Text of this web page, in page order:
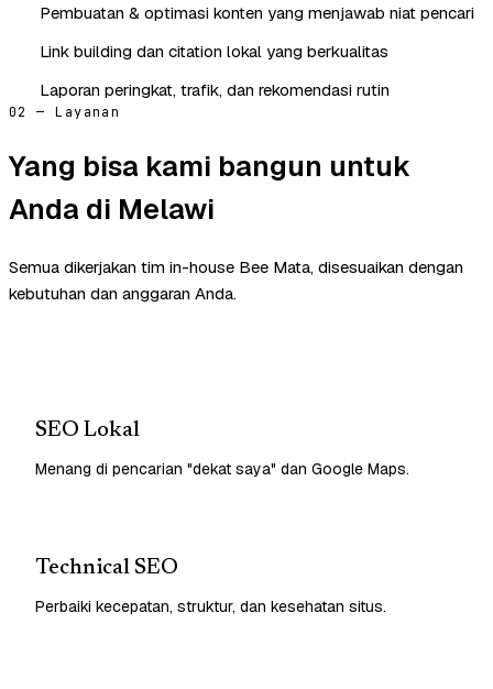
Pembuatan & optimasi konten yang menjawab niat pencari
Link building dan citation lokal yang berkualitas
Laporan peringkat, trafik, dan rekomendasi rutin
02 — Layanan
Yang bisa kami bangun untuk
Anda di Melawi
Semua dikerjakan tim in-house Bee Mata, disesuaikan dengan
kebutuhan dan anggaran Anda.
SEO Lokal
Menang di pencarian "dekat saya" dan Google Maps.
Technical SEO
Perbaiki kecepatan, struktur, dan kesehatan situs.